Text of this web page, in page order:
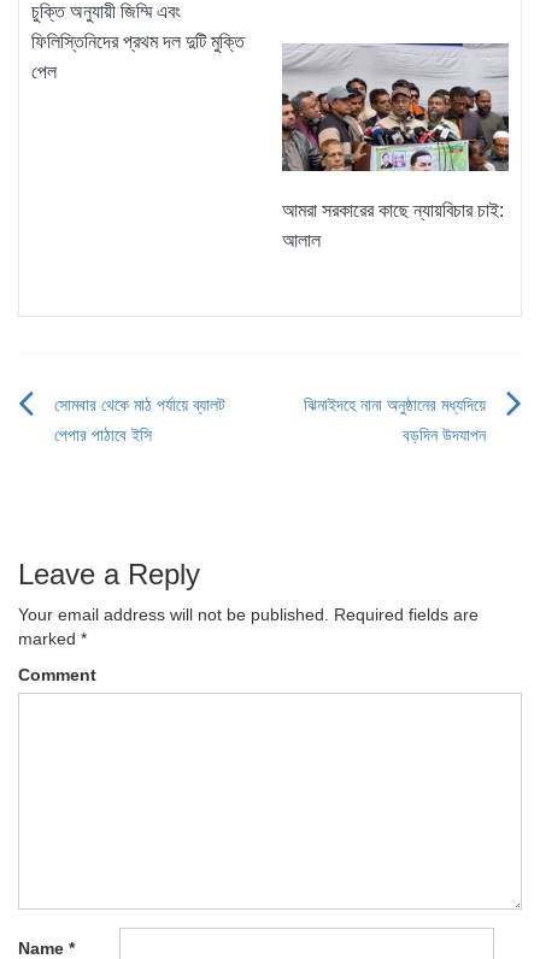
চুক্তি অনুযায়ী জিম্মি এবং
ফিলিস্তিনিদের প্রথম দল দুটি মুক্তি
পেল
আমরা সরকারের কাছে ন্যায়বিচার চাই:
আলাল
Post
সোমবার থেকে মাঠ পর্যায়ে ব্যালট
পেপার পাঠাবে ইসি
ঝিনাইদহে নানা অনুষ্ঠানের মধ্যদিয়ে
বড়দিন উদযাপন
Leave a Reply
Your email address will not be published.
Required fields are
marked *
Comment
Name *